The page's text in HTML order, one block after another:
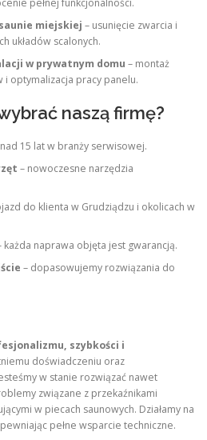
miejskiej – usunięcie zwarcia i
układów scalonych.
w prywatnym domu – montaż
i optymalizacja pracy panelu.
naszą firmę?
15 lat w branży serwisowej.
– nowoczesne narzędzia
do klienta w Grudziądzu i okolicach w
każda naprawa objęta jest gwarancją.
– dopasowujemy rozwiązania do
szybkości i
doświadczeniu oraz
w stanie rozwiązać nawet
związane z przekaźnikami
w piecach saunowych. Działamy na
pełne wsparcie techniczne.